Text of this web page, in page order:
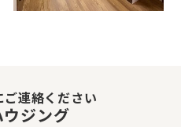
連絡ください
ジング